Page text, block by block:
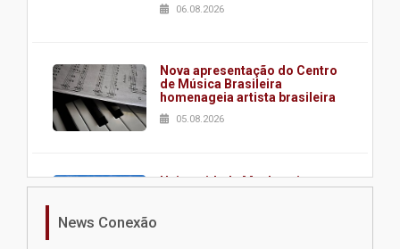
06.08.2026
Nova apresentação do Centro
de Música Brasileira
homenageia artista brasileira
05.08.2026
Universidade Mackenzie
News Conexão